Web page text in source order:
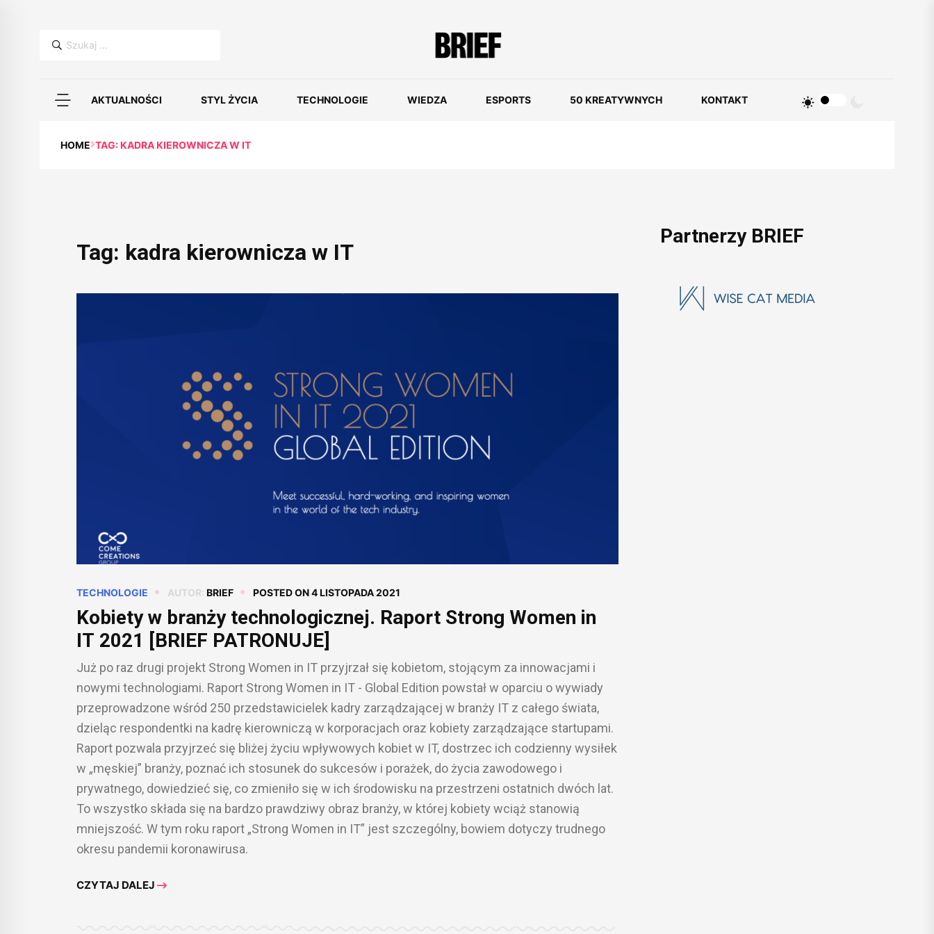
Szukaj:
AKTUALNOŚCI STYL ŻYCIA TECHNOLOGIE WIEDZA ESPORTS 50 KREATYWNYCH KONTAKT
HOME TAG: KADRA KIEROWNICZA W IT
Tag: kadra kierownicza w IT
TECHNOLOGIE AUTOR: BRIEF POSTED ON4 LISTOPADA 2021
Kobiety w branży technologicznej. Raport Strong Women in
IT 2021 [BRIEF PATRONUJE]
Już po raz drugi projekt Strong Women in IT przyjrzał się kobietom, stojącym za innowacjami i
nowymi technologiami. Raport Strong Women in IT - Global Edition powstał w oparciu o wywiady
przeprowadzone wśród 250 przedstawicielek kadry zarządzającej w branży IT z całego świata,
dzieląc respondentki na kadrę kierowniczą w korporacjach oraz kobiety zarządzające startupami.
Raport pozwala przyjrzeć się bliżej życiu wpływowych kobiet w IT, dostrzec ich codzienny wysiłek
w „męskiej” branży, poznać ich stosunek do sukcesów i porażek, do życia zawodowego i
prywatnego, dowiedzieć się, co zmieniło się w ich środowisku na przestrzeni ostatnich dwóch lat.
To wszystko składa się na bardzo prawdziwy obraz branży, w której kobiety wciąż stanowią
mniejszość. W tym roku raport „Strong Women in IT” jest szczególny, bowiem dotyczy trudnego
okresu pandemii koronawirusa.
CZYTAJ DALEJ
Partnerzy BRIEF